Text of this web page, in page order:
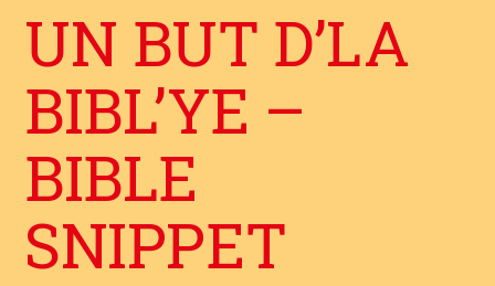
UN BUT D’LA
BIBL’YE –
BIBLE
SNIPPET